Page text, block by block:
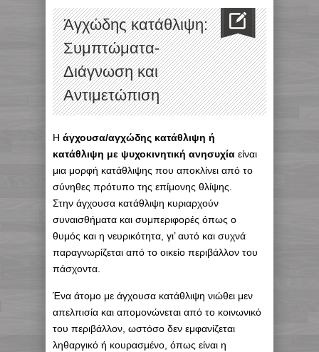
Άγχώδης κατάθλιψη:
Συμπτώματα-
Διάγνωση και
Αντιμετώπιση
Η άγχουσα/αγχώδης κατάθλιψη ή
κατάθλιψη με ψυχοκινητική ανησυχία είναι
μια μορφή κατάθλιψης που αποκλίνει από το
σύνηθες πρότυπο της επίμονης θλίψης.
Στην άγχουσα κατάθλιψη κυριαρχούν
συναισθήματα και συμπεριφορές όπως ο
θυμός και η νευρικότητα, γι’ αυτό και συχνά
παραγνωρίζεται από το οικείο περιβάλλον του
πάσχοντα.
Ένα άτομο με άγχουσα κατάθλιψη νιώθει μεν
απελπισία και απομονώνεται από το κοινωνικό
του περιβάλλον, ωστόσο δεν εμφανίζεται
ληθαργικό ή κουρασμένο, όπως είναι η